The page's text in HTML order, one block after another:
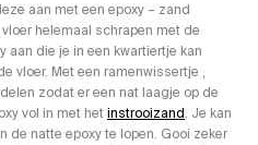
aan met een epoxy – zand
helemaal schrapen met de
aan die je in een kwartiertje kan
vloer. Met een ramenwissertje ,
zodat er een nat laagje op de
vol in met hetinstrooizand. Je kan
de natte epoxy te lopen. Gooi zeker